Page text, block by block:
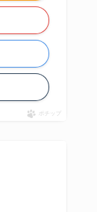
ポチップ